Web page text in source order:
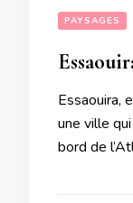
PAYSAGES
Essaouira,
une ville
bord de